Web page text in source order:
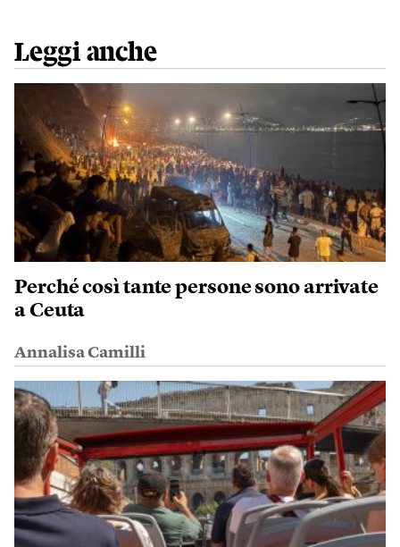
Leggi anche
Perché così tante persone sono arrivate
a Ceuta
Annalisa Camilli